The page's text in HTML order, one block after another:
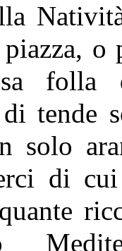
piazza,
folla
tende
solo
di cui